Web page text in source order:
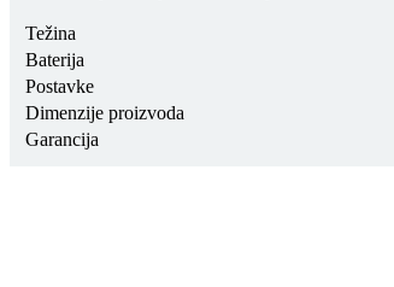
Težina
Baterija
Postavke
Dimenzije proizvoda
Garancija